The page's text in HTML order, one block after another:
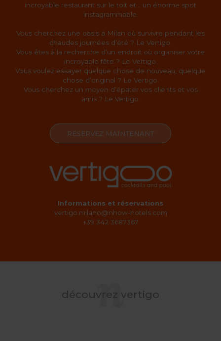
incroyable restaurant sur le toit et… un énorme spot
instagrammable.
Vous cherchez une oasis à Milan où survivre pendant les
chaudes journées d’été ? Le Vertigo.
Vous êtes à la recherche d’un endroit où organiser votre
incroyable fête ? Le Vertigo.
Vous voulez essayer quelque chose de nouveau, quelque
chose d’original ? Le Vertigo.
Vous cherchez un moyen d’épater vos clients et vos
amis ? Le Vertigo.
RÉSERVEZ MAINTENANT
Informations et réservations
vertigo.milano@nhow-hotels.com
+39 342 3687367
découvrez vertigo